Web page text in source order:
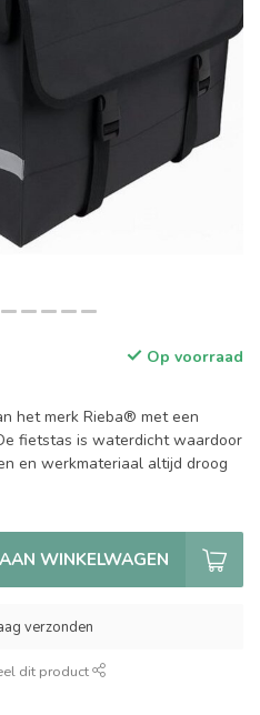
Op voorraad
het merk Rieba® met een
fietstas is waterdicht waardoor
en werkmateriaal altijd droog
WINKELWAGEN
verzonden
dit product